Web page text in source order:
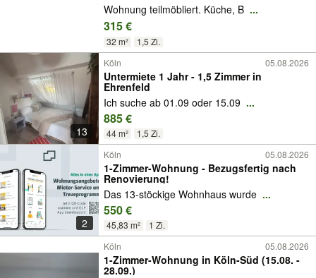
Wohnung teilmöbliert. Küche, B ...
315 €
32 m² 1,5 Zi.
13
Köln 05.08.2026
Untermiete 1 Jahr - 1,5 Zimmer in
Ehrenfeld
Ich suche ab 01.09 oder 15.09 ...
885 €
44 m² 1,5 Zi.
2
Köln 05.08.2026
1-Zimmer-Wohnung - Bezugsfertig nach
Renovierung!
Das 13-stöckige Wohnhaus wurde ...
550 €
45,83 m² 1 Zi.
Köln 05.08.2026
1-Zimmer-Wohnung in Köln-Süd (15.08. -
28.09.)